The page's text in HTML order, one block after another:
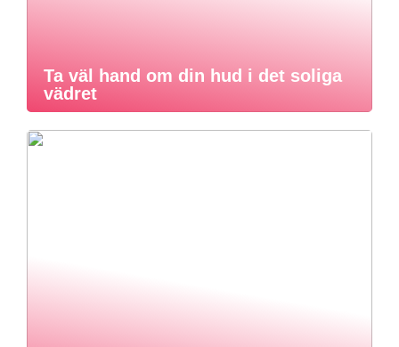
Ta väl hand om din hud i det soliga
vädret